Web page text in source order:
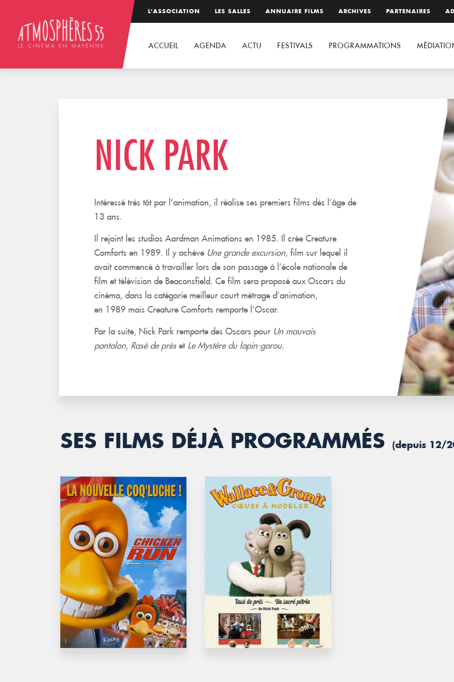
L’ASSOCIATION LES SALLES ANNUAIRE FILMS ARCHIVES PARTENAIRES
ACCUEIL AGENDA ACTU FESTIVALS PROGRAMMATIONS
NICK PARK
Intéressé très tôt par l’animation, il réalise ses premiers films dès l’âge de
13 ans.
Il rejoint les studios Aardman Animations en 1985. Il crée Creature
Comforts en 1989. Il y achève Une grande excursion, film sur lequel il
avait commencé à travailler lors de son passage à l’école nationale de
film et télévision de Beaconsfield. Ce film sera proposé aux Oscars du
cinéma, dans la catégorie meilleur court métrage d’animation,
en 1989 mais Creature Comforts remporte l’Oscar.
Par la suite, Nick Park remporte des Oscars pour Un mauvais
pantalon, Rasé de près et Le Mystère du lapin-garou.
SES FILMS DÉJÀ PROGRAMMÉS (depuis 12/